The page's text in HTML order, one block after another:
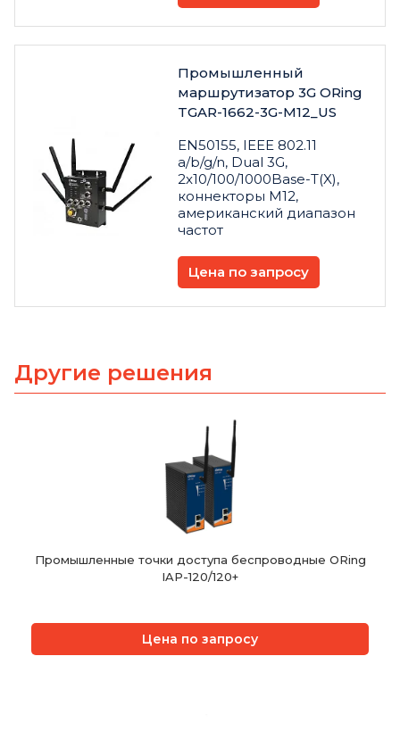
Промышленный
маршрутизатор 3G ORing
TGAR-1662-3G-M12_US
EN50155, IEEE 802.11
a/b/g/n, Dual 3G,
2x10/100/1000Base-T(X),
коннекторы M12,
американский диапазон
частот
Цена по запросу
Другие решения
Промышленные точки доступа беспроводные ORing
IAP-120/120+
Цена по запросу